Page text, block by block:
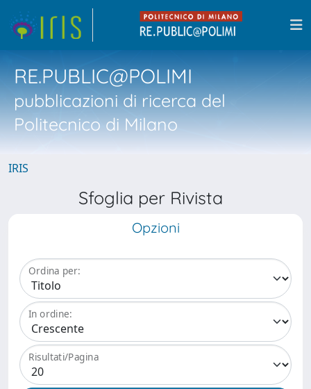
RE.PUBLIC@POLIMI
pubblicazioni di ricerca del
Politecnico di Milano
IRIS
Sfoglia per Rivista
Opzioni
Ordina per:
In ordine:
Risultati/Pagina